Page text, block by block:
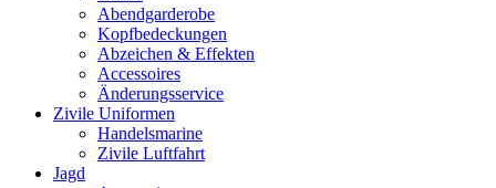
Abendgarderobe
Kopfbedeckungen
Abzeichen & Effekten
Accessoires
Änderungsservice
Zivile Uniformen
Handelsmarine
Zivile Luftfahrt
Jagd